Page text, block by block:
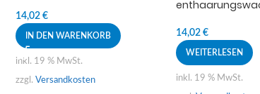
14,02€
IN DEN WARENKORB
inkl. 19 % MwSt.
zzgl.Versandkosten
14,02€
WEITERLESEN
inkl. 19 % MwSt.